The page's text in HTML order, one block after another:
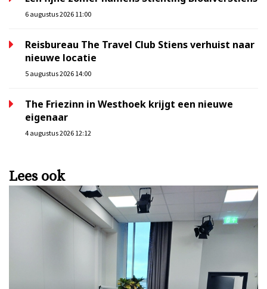
6 augustus 2026 11:00
Reisbureau The Travel Club Stiens verhuist naar
nieuwe locatie
5 augustus 2026 14:00
The Friezinn in Westhoek krijgt een nieuwe
eigenaar
4 augustus 2026 12:12
Lees ook